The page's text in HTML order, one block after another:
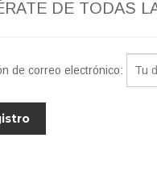
DE TODAS
de correo electrónico: